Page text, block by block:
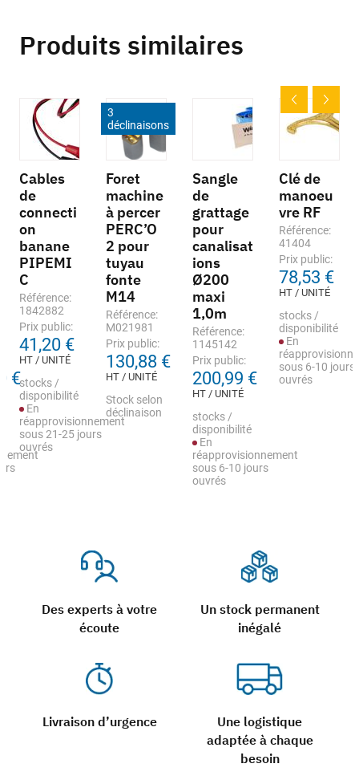
Des experts à votre
écoute
Un stock permanent
inégalé
Livraison d’urgence
Une logistique
adaptée à chaque
besoin
Produits similaires
€
Cables
de
connecti
on
banane
PIPEMI
C
Référence:
1842882
Prix public:
41,20 €
HT / UNITÉ
stocks /
disponibilité
En
réapprovisionnement
sous 21-25 jours
ouvrés
3
déclinaisons
Foret
machine
à percer
PERC’O
2 pour
tuyau
fonte
M14
Référence:
M021981
Prix public:
130,88 €
HT / UNITÉ
Stock selon
déclinaison
Sangle
de
grattage
pour
canalisat
ions
Ø200
maxi
1,0m
Référence:
1145142
Prix public:
200,99 €
HT / UNITÉ
stocks /
disponibilité
En
réapprovisionnement
sous 6-10 jours
ouvrés
Clé de
manoeu
vre RF
Référence:
41404
Prix public:
78,53 €
HT / UNITÉ
stocks /
disponibilité
En
sous 6-10 jours
ouvrés